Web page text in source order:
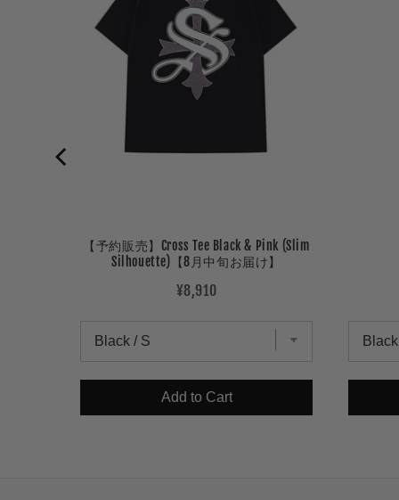
【予約販売】Cross Tee Black & Pink (Slim
Silhouette)【8月中旬お届け】
Price
¥8,910
Add to Cart